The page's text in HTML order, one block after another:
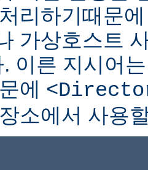
리하기때문
가상호스트
이른 지시어
에
소에서 사용